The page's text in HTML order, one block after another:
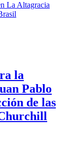
La Altagracia
la
Pablo
de las